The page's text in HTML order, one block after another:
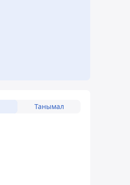
Танымал